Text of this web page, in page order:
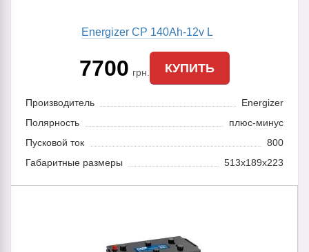
Energizer CP 140Ah-12v L
7700 грн. КУПИТЬ
Производитель
Energizer
Полярность
плюс-минус
Пусковой ток
800
Габаритные размеры
513x189x223